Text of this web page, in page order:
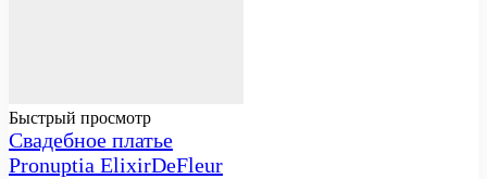
Быстрый просмотр
Свадебное платье
Pronuptia ElixirDeFleur